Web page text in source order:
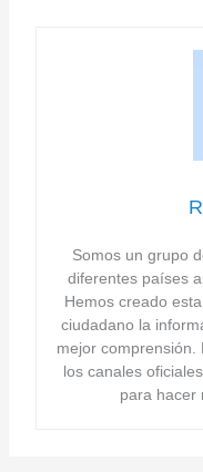
Somos un grupo
diferentes países
Hemos creado
ciudadano la
mejor comprensión.
los canales
para hacer